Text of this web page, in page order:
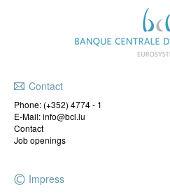
Contact
Phone: (+352) 4774 - 1
E-Mail: info@bcl.lu
Contact
Job openings
Impress